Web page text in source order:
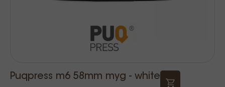
Puqpress m6 58mm myg - white